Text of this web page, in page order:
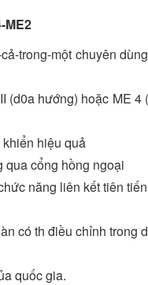
ME2
trong-một chuyên
(d0a hướng) hoặc ME 4
hiệu quả
qua cổng hồng ngoại
năng liên kết tiên
có th điều chỉnh trong
quốc gia.